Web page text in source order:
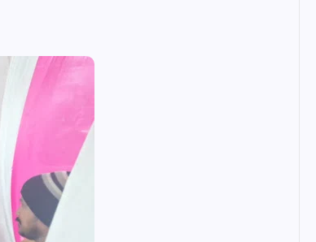
डॉ. धनन्जय पाण्डेय बने अध्यक्ष, डॉ. अलेन्द्र कुमार
सचिव निर्विरोध निर्वाचित
news8pmtoday